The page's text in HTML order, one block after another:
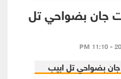
جان بضواحي تل